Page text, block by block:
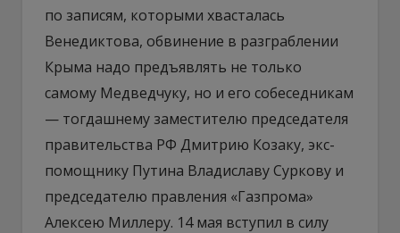
по записям, которыми хвасталась
Венедиктова, обвинение в разграблении
Крыма надо предъявлять не только
самому Медведчуку, но и его собеседникам
— тогдашнему заместителю председателя
правительства РФ Дмитрию Козаку, экс-
помощнику Путина Владиславу Суркову и
председателю правления «Газпрома»
Алексею Миллеру. 14 мая вступил в силу